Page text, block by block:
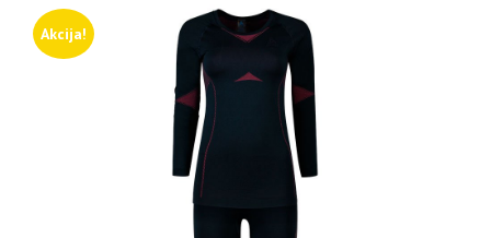
Akcija!